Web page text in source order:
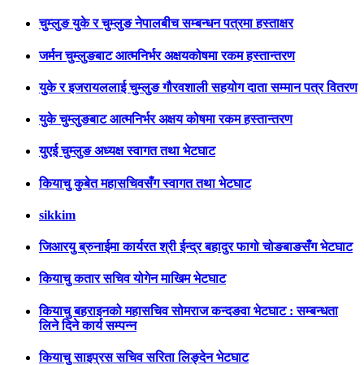
चुम्लुङ युके र चुम्लुङ नेपालबीच सम्बन्धन पत्रमा हस्ताक्षर
जर्मन चुम्लुङबाट आत्मनिर्भर अक्षयकोषमा रकम हस्तान्तरण
युके र इजरायललाई चुम्लुङ गौरवशाली सहयोग दाता सम्मान पत्र वितरण
युके चुम्लुङबाट आत्मनिर्भर अक्षय कोषमा रकम हस्तान्तरण
युएई चुम्लुङ अध्यक्ष स्वागत तथा भेटघाट
कियाचु कुबेत महासचिवसँग स्वागत तथा भेटघाट
sikkim
जिआरयु ब्रुनाईमा कार्यरत श्री ईन्द्र बहादुर फागो चोङबाङसँग भेटघाट
कियाचु कतार सचिव योगेन माखिम भेटघाट
कियाचु बहराइनको महासचिव सोमराज कन्दङवा भेटघाट : सम्बन्धता
लिने दिने कार्य सम्पन्न
कियाचु साइप्रस सचिव सरिता लिङ्देन भेटघाट